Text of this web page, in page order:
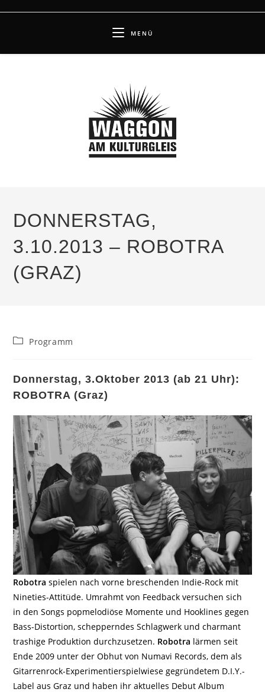
MENÜ
DONNERSTAG,
3.10.2013 – ROBOTRA
(GRAZ)
Beitrags-
Programm
Donnerstag, 3.Oktober 2013 (ab 21 Uhr):
ROBOTRA (Graz)
Robotra spielen nach vorne breschenden Indie-Rock mit
Nineties-Attitüde. Umrahmt von Feedback versuchen sich
in den Songs popmelodiöse Momente und Hooklines gegen
Bass-Distortion, schepperndes Schlagwerk und charmant
trashige Produktion durchzusetzen. Robotra lärmen seit
Ende 2009 unter der Obhut von Numavi Records, dem als
Gitarrenrock-Experimentierspielwiese gegründetem D.I.Y.-
Label aus Graz und haben ihr aktuelles Debut Album